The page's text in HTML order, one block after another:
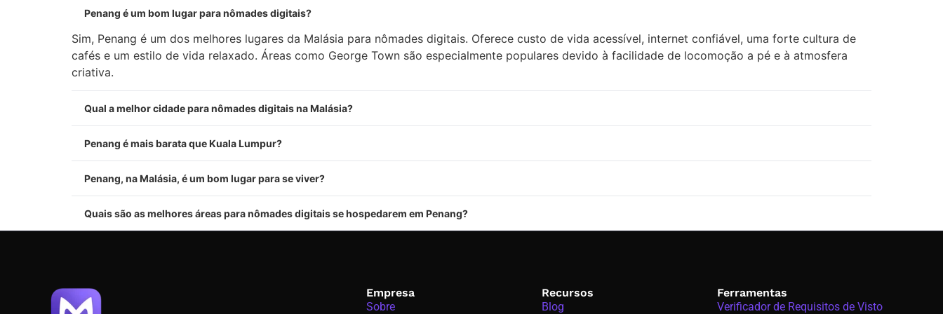
Penang é um bom lugar para nômades digitais?
Sim, Penang é um dos melhores lugares da Malásia para nômades digitais. Oferece custo de vida acessível, internet confiável, uma forte cultura de
cafés e um estilo de vida relaxado. Áreas como George Town são especialmente populares devido à facilidade de locomoção a pé e à atmosfera
criativa.
Qual a melhor cidade para nômades digitais na Malásia?
Penang é mais barata que Kuala Lumpur?
Penang, na Malásia, é um bom lugar para se viver?
Quais são as melhores áreas para nômades digitais se hospedarem em Penang?
Empresa
Sobre
Recursos
Blog
Ferramentas
Verificador de Requisitos de Visto